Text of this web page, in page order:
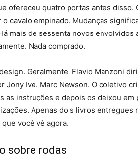
ofereceu quatro portas antes disso.
cavalo empinado. Mudanças
mais de sessenta novos envolvidos
Nada comprado.
Geralmente. Flavio Manzoni
Jony Ive. Marc Newson. O coletivo
as instruções e depois os deixou em
Apenas dois livros entregues
você vê agora.
sobre rodas